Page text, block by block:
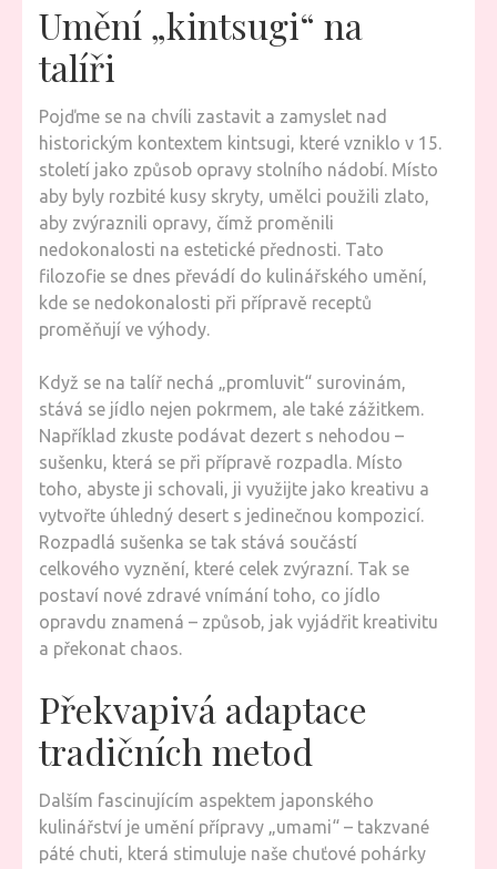
Umění „kintsugi“ na
talíři
Pojďme se na chvíli zastavit a zamyslet nad
historickým kontextem kintsugi, které vzniklo v 15.
století jako způsob opravy stolního nádobí. Místo
aby byly rozbité kusy skryty, umělci použili zlato,
aby zvýraznili opravy, čímž proměnili
nedokonalosti na estetické přednosti. Tato
filozofie se dnes převádí do kulinářského umění,
kde se nedokonalosti při přípravě receptů
proměňují ve výhody.
Když se na talíř nechá „promluvit“ surovinám,
stává se jídlo nejen pokrmem, ale také zážitkem.
Například zkuste podávat dezert s nehodou –
sušenku, která se při přípravě rozpadla. Místo
toho, abyste ji schovali, ji využijte jako kreativu a
vytvořte úhledný desert s jedinečnou kompozicí.
Rozpadlá sušenka se tak stává součástí
celkového vyznění, které celek zvýrazní. Tak se
postaví nové zdravé vnímání toho, co jídlo
opravdu znamená – způsob, jak vyjádřit kreativitu
a překonat chaos.
Překvapivá adaptace
tradičních metod
Dalším fascinujícím aspektem japonského
kulinářství je umění přípravy „umami“ – takzvané
páté chuti, která stimuluje naše chuťové pohárky